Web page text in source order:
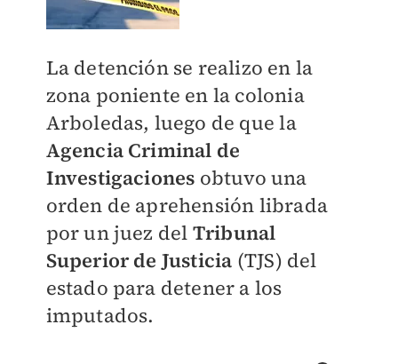
La detención se realizo en la
zona poniente en la colonia
Arboledas, luego de que la
Agencia Criminal de
Investigaciones obtuvo una
orden de aprehensión librada
por un juez del Tribunal
Superior de Justicia (TJS) del
estado para detener a los
imputados.